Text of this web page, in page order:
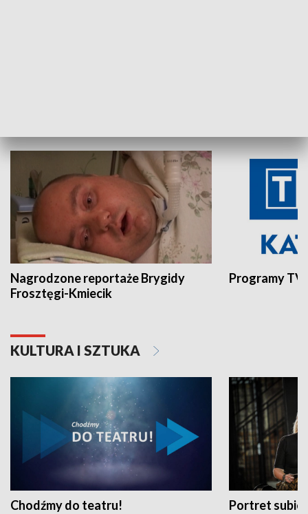
Nagrodzone reportaże Brygidy
Frosztęgi-Kmiecik
Programy
KULTURA I SZTUKA
Chodźmy do teatru! Portret